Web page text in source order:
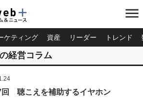
menu
ケティング 資産 リーダー トレンド
経営コラム
回 聴こえを補助するイヤホン